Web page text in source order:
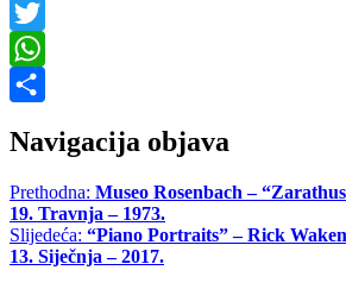
Facebook
Twitter
WhatsApp
Navigacija objava
Prethodna: Museo Rosenbach –
19. Travnja – 1973.
Slijedeća: “Piano Portraits” – Rick
13. Siječnja – 2017.